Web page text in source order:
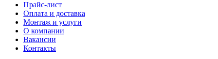
Прайс-лист
Оплата и доставка
Монтаж и услуги
О компании
Вакансии
Контакты